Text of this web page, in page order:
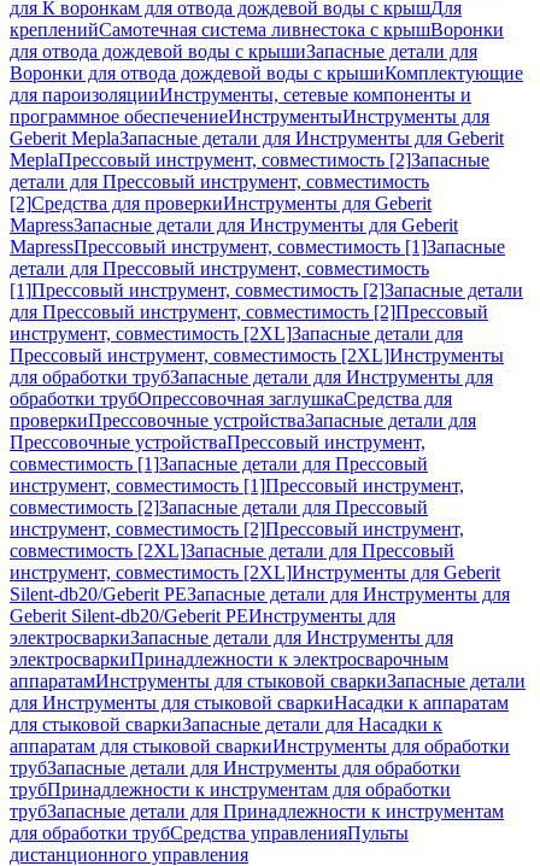
для К воронкам для отвода дождевой воды с крышДля
крепленийСамотечная система ливнестока с крышВоронки
для отвода дождевой воды с крышиЗапасные детали для
Воронки для отвода дождевой воды с крышиКомплектующие
для пароизоляцииИнструменты, сетевые компоненты и
программное обеспечениеИнструментыИнструменты для
Geberit MeplaЗапасные детали для Инструменты для Geberit
MeplaПрессовый инструмент, совместимость [2]Запасные
детали для Прессовый инструмент, совместимость
[2]Средства для проверкиИнструменты для Geberit
MapressЗапасные детали для Инструменты для Geberit
MapressПрессовый инструмент, совместимость [1]Запасные
детали для Прессовый инструмент, совместимость
[1]Прессовый инструмент, совместимость [2]Запасные детали
для Прессовый инструмент, совместимость [2]Прессовый
инструмент, совместимость [2XL]Запасные детали для
Прессовый инструмент, совместимость [2XL]Инструменты
для обработки трубЗапасные детали для Инструменты для
обработки трубОпрессовочная заглушкаСредства для
проверкиПрессовочные устройстваЗапасные детали для
Прессовочные устройстваПрессовый инструмент,
совместимость [1]Запасные детали для Прессовый
инструмент, совместимость [1]Прессовый инструмент,
совместимость [2]Запасные детали для Прессовый
инструмент, совместимость [2]Прессовый инструмент,
совместимость [2XL]Запасные детали для Прессовый
инструмент, совместимость [2XL]Инструменты для Geberit
Silent-db20/Geberit PEЗапасные детали для Инструменты для
Geberit Silent-db20/Geberit PEИнструменты для
электросваркиЗапасные детали для Инструменты для
электросваркиПринадлежности к электросварочным
аппаратамИнструменты для стыковой сваркиЗапасные детали
для Инструменты для стыковой сваркиНасадки к аппаратам
для стыковой сваркиЗапасные детали для Насадки к
аппаратам для стыковой сваркиИнструменты для обработки
трубЗапасные детали для Инструменты для обработки
трубПринадлежности к инструментам для обработки
трубЗапасные детали для Принадлежности к инструментам
для обработки трубСредства управленияПульты
дистанционного управления